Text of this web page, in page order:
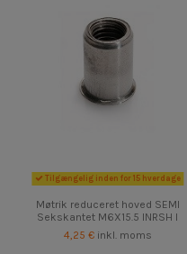
Tilgængelig inden for 15 hverdage
Møtrik reduceret hoved SEMI
Sekskantet M6X15.5 INRSH I
4,25 € inkl. moms